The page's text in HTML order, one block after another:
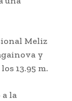
Meliz
y
13.95 m.
la